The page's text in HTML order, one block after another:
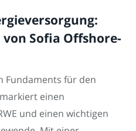
von Sofia Offshore-
Fundaments für den
einen
und einen wichtigen